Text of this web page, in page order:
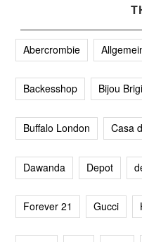
Abercrombie
Backesshop Bijou
Buffalo London Casa
Dawanda Depot
Forever 21 Gucci